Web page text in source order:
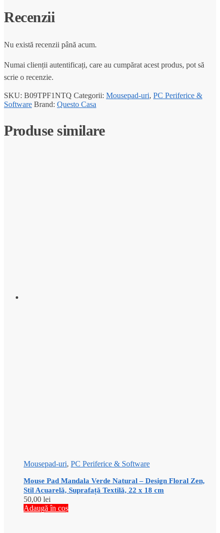
Recenzii
Nu există recenzii până acum.
Numai clienții autentificați, care au cumpărat acest produs, pot să
scrie o recenzie.
SKU: B09TPF1NTQ Categorii: Mousepad-uri, PC Periferice &
Software Brand: Questo Casa
Produse similare
Mousepad-uri, PC Periferice & Software
Mouse Pad Mandala Verde Natural – Design Floral Zen,
Stil Acuarelă, Suprafață Textilă, 22 x 18 cm
50,00 lei
Adaugă în coș